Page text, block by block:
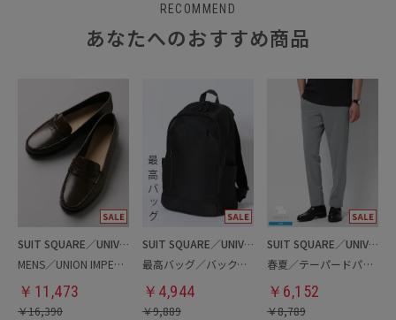
RECOMMEND
あなたへのおすすめ商品
SUIT SQUARE／UNIVERSAL LANGUAGE
MENS／UNION IMPERIAL監修／コインローファー
￥ 11,473
￥16,390
SUIT SQUARE／UNIVERSAL LANGUAGE
最高バッグ／バックパック
￥ 4,944
￥9,889
SUIT SQUARE／UNIVERSAL LANGUAGE
春夏／テーパードパンツ
￥ 6,152
￥8,789